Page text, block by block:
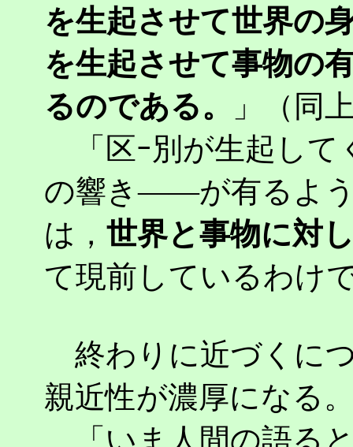
を生起させて世界の
を生起させて事物の
るのである。
」（同
「区ｰ別が生起し
の響き――が有るよ
は，世界と事物に対
て現前しているわけ
終わりに近づくに
親近性が濃厚になる
「いま人間の語る